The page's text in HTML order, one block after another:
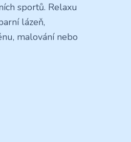
sportů. Relaxu
lázeň,
malování nebo